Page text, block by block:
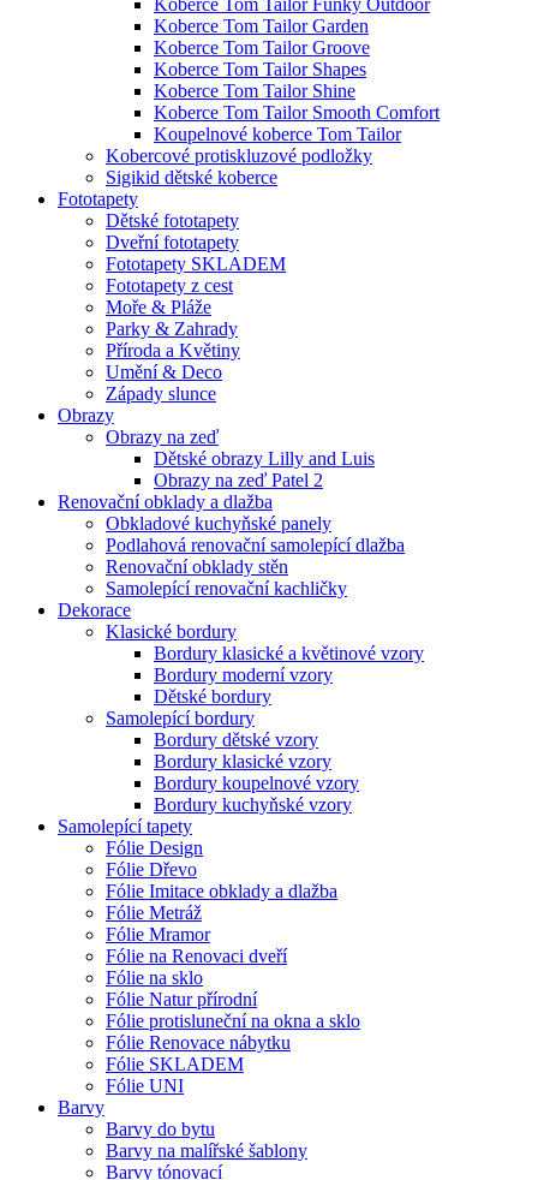
Koberce Tom Tailor Garden
Koberce Tom Tailor Groove
Koberce Tom Tailor Shapes
Koberce Tom Tailor Shine
Koberce Tom Tailor Smooth Comfort
Koupelnové koberce Tom Tailor
Kobercové protiskluzové podložky
Sigikid dětské koberce
Fototapety
Dětské fototapety
Dveřní fototapety
Fototapety SKLADEM
Fototapety z cest
Moře & Pláže
Parky & Zahrady
Příroda a Květiny
Umění & Deco
Západy slunce
Obrazy
Obrazy na zeď
Dětské obrazy Lilly and Luis
Obrazy na zeď Patel 2
Renovační obklady a dlažba
Obkladové kuchyňské panely
Podlahová renovační samolepící dlažba
Renovační obklady stěn
Samolepící renovační kachličky
Dekorace
Klasické bordury
Bordury klasické a květinové vzory
Bordury moderní vzory
Dětské bordury
Samolepící bordury
Bordury dětské vzory
Bordury klasické vzory
Bordury koupelnové vzory
Bordury kuchyňské vzory
Samolepící tapety
Fólie Design
Fólie Dřevo
Fólie Imitace obklady a dlažba
Fólie Metráž
Fólie Mramor
Fólie na Renovaci dveří
Fólie na sklo
Fólie Natur přírodní
Fólie protisluneční na okna a sklo
Fólie Renovace nábytku
Fólie SKLADEM
Fólie UNI
Barvy
Barvy do bytu
Barvy na malířské šablony
Barvy tónovací